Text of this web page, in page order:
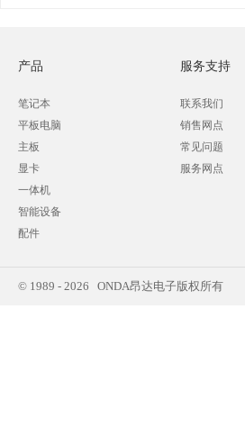
产品
笔记本
平板电脑
主板
显卡
一体机
智能设备
配件
服务支持
联系我们
销售网点
常见问题
服务网点
© 1989 - 2026 ONDA昂达电子版权所有